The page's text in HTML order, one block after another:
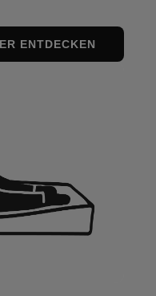
ENTDECKEN